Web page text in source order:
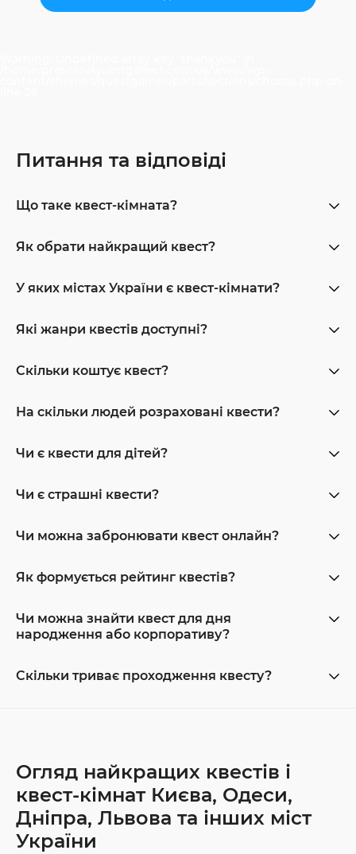
Питання та відповіді
Що таке квест-кімната?
Як обрати найкращий квест?
У яких містах України є квест-кімнати?
Які жанри квестів доступні?
Скільки коштує квест?
На скільки людей розраховані квести?
Чи є квести для дітей?
Чи є страшні квести?
Чи можна забронювати квест онлайн?
Як формується рейтинг квестів?
Чи можна знайти квест для дня
народження або корпоративу?
Скільки триває проходження квесту?
Огляд найкращих квестів і
квест-кімнат Києва, Одеси,
Дніпра, Львова та інших міст
України